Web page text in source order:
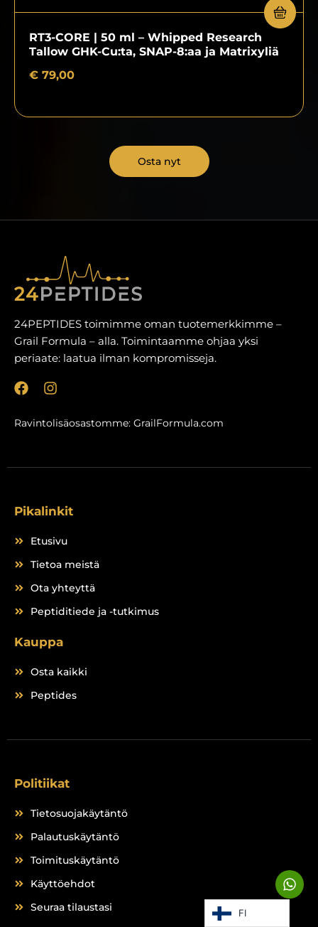
RT3-CORE | 50 ml – Whipped Research
Tallow GHK-Cu:ta, SNAP-8:aa ja Matrixyliä
€ 79,00
Osta nyt
Pikalinkit
Etusivu
Tietoa meistä
Ota yhteyttä
Peptiditiede ja -tutkimus
Kauppa
Osta kaikki
Peptides
24PEPTIDES toimimme oman tuotemerkkimme –
Grail Formula – alla. Toimintaamme ohjaa yksi
periaate: laatua ilman kompromisseja.
F
e
o
I
s
t
r
Ravintolisäosastomme: GrailFormula.com
Politiikat
Tietosuojakäytäntö
Palautuskäytäntö
Toimituskäytäntö
Käyttöehdot
Seuraa tilaustasi
W
h
a
FI